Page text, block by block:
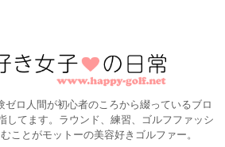
ゼロ人間が初心者のころから綴っているブロ
してます。ラウンド、練習、ゴルフファッシ
ことがモットーの美容好きゴルファー。